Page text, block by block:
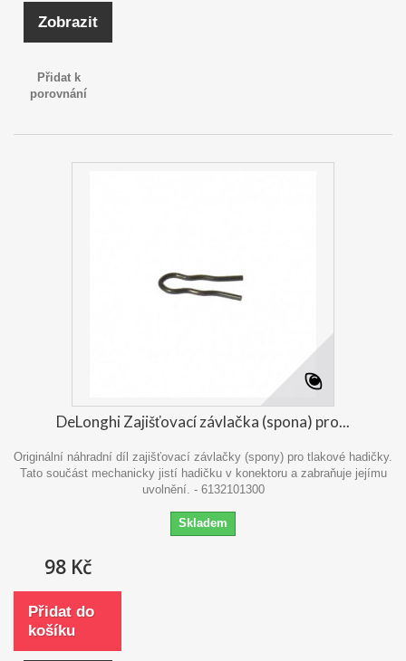
Zobrazit
Přidat k
porovnání
DeLonghi Zajišťovací závlačka (spona) pro...
Originální náhradní díl zajišťovací závlačky (spony) pro tlakové hadičky.
Tato součást mechanicky jistí hadičku v konektoru a zabraňuje jejímu
uvolnění. - 6132101300
Skladem
98 Kč
Přidat do
košíku